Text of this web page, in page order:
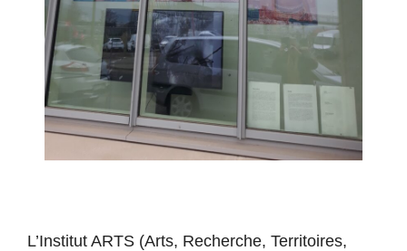
L’Institut ARTS (Arts, Recherche, Territoires,